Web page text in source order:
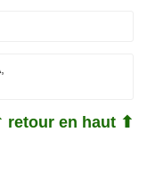
retour en haut ⬆